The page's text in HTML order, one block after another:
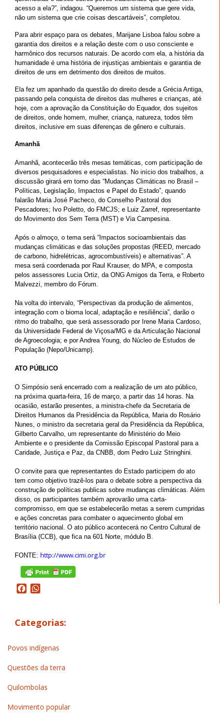
acesso a ela?”, indagou. “Queremos um sistema que gere vida,
não um sistema que crie coisas descartáveis”, completou.
Para abrir espaço para os debates, Marijane Lisboa falou sobre a
garantia dos direitos e a relação deste com o uso consciente e
harmônico dos recursos naturais. De acordo com ela, a história da
humanidade é uma história de injustiças ambientais e garantia de
direitos de uns em detrimento dos direitos de muitos.
Ela fez um apanhado da questão do direito desde a Grécia Antiga,
passando pela conquista de direitos das mulheres e crianças, até
hoje, com a aprovação da Constituição do Equador, dos sujeitos
de direitos, onde homem, mulher, criança, natureza, todos têm
direitos, inclusive em suas diferenças de gênero e culturais.
Amanhã
Amanhã, acontecerão três mesas temáticas, com participação de
diversos pesquisadores e especialistas. No início dos trabalhos, a
discussão girará em torno das “Mudanças Climáticas no Brasil –
Políticas, Legislação, Impactos e Papel do Estado”, quando
falarão Maria José Pacheco, do Conselho Pastoral dos
Pescadores; Ivo Poletto, do FMCJS; e Luiz Zarref, representante
do Movimento dos Sem Terra (MST) e Via Campesina.
Após o almoço, o tema será “Impactos socioambientais das
mudanças climáticas e das soluções propostas (REED, mercado
de carbono, hidrelétricas, agrocombustíveis) e alternativas”. A
mesa será coordenada por Raul Krauser, do MPA, e composta
pelos assessores Lucia Ortiz, da ONG Amigos da Terra, e Roberto
Malvezzi, membro do Fórum.
Na volta do intervalo, “Perspectivas da produção de alimentos,
integração com o bioma local, adaptação e resiliência”, darão o
ritmo do trabalho, que será assessorado por Irene Maria Cardoso,
da Universidade Federal de Viçosa/MG e da Articulação Nacional
de Agroecologia; e por Andrea Young, do Núcleo de Estudos de
População (Nepo/Unicamp).
ATO PÚBLICO
O Simpósio será encerrado com a realização de um ato público,
na próxima quarta-feira, 16 de março, a partir das 14 horas. Na
ocasião, estarão presentes, a ministra-chefe da Secretaria de
Direitos Humanos da Presidência da República, Maria do Rosário
Nunes, o ministro da secretaria geral da Presidência da República,
Gilberto Carvalho, um representante do Ministério do Meio
Ambiente e o presidente da Comissão Episcopal Pastoral para a
Caridade, Justiça e Paz, da CNBB, dom Pedro Luiz Stringhini.
O convite para que representantes do Estado participem do ato
tem como objetivo trazê-los para o debate sobre a perspectiva da
construção de políticas publicas sobre mudanças climáticas. Além
disso, os participantes também aprovarão uma carta-
compromisso, em que se estabelecerão metas a serem cumpridas
e ações concretas para combater o aquecimento global em
território nacional. O ato público acontecerá no Centro Cultural de
Brasília (CCB), que fica na 601 Norte, módulo B.
FONTE: http://www.cimi.org.br
Facebook
Categorias:
Povos indígenas
Questões da terra
Quilombolas
Movimento popular